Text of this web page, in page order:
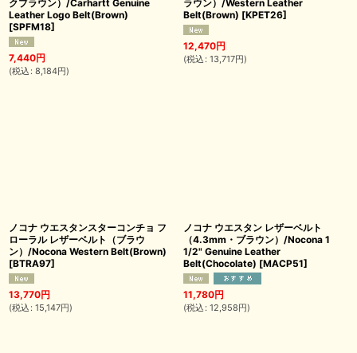
クブラウン）/Carhartt Genuine
Leather Logo Belt(Brown)
[SPFM18]
7,440円
(税込 : 8,184円)
ラウン）/Western Leather
Belt(Brown) [KPET26]
12,470円
(税込 : 13,717円)
ノコナ ウエスタンスターコンチョ フ
ローラル レザーベルト（ブラウ
ン）/Nocona Western Belt(Brown)
[BTRA97]
13,770円
(税込 : 15,147円)
ノコナ ウエスタン レザーベルト
（4.3mm・ブラウン）/Nocona 1
1/2" Genuine Leather
Belt(Chocolate) [MACP51]
11,780円
(税込 : 12,958円)